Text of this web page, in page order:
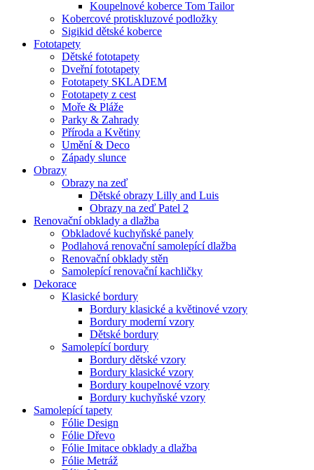
Koupelnové koberce Tom Tailor
Kobercové protiskluzové podložky
Sigikid dětské koberce
Fototapety
Dětské fototapety
Dveřní fototapety
Fototapety SKLADEM
Fototapety z cest
Moře & Pláže
Parky & Zahrady
Příroda a Květiny
Umění & Deco
Západy slunce
Obrazy
Obrazy na zeď
Dětské obrazy Lilly and Luis
Obrazy na zeď Patel 2
Renovační obklady a dlažba
Obkladové kuchyňské panely
Podlahová renovační samolepící dlažba
Renovační obklady stěn
Samolepící renovační kachličky
Dekorace
Klasické bordury
Bordury klasické a květinové vzory
Bordury moderní vzory
Dětské bordury
Samolepící bordury
Bordury dětské vzory
Bordury klasické vzory
Bordury koupelnové vzory
Bordury kuchyňské vzory
Samolepící tapety
Fólie Design
Fólie Dřevo
Fólie Imitace obklady a dlažba
Fólie Metráž